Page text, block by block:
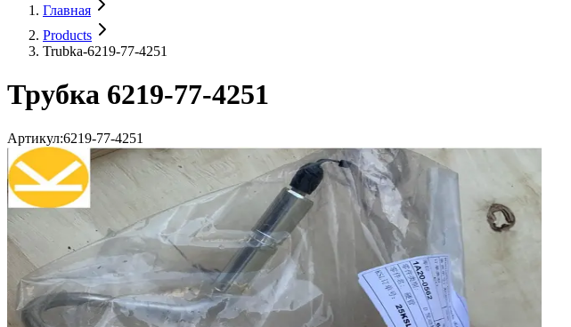
Главная
Products
Trubka-6219-77-4251
Трубка 6219-77-4251
Артикул:6219-77-4251